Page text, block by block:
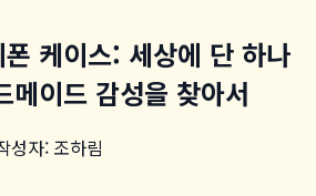
케이스: 세상에 단 하나
메이드 감성을 찾아서
자: 조하림